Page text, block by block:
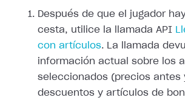
Después de que el jugador
cesta, utilice la llamada API
con artículos. La llamada
información actual sobre los
seleccionados (precios antes
descuentos y artículos de